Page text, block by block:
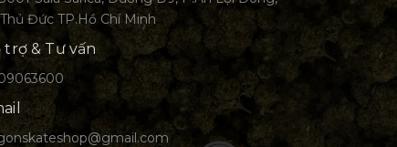
Đức TP.Hồ Chí Minh
trợ & Tư vấn